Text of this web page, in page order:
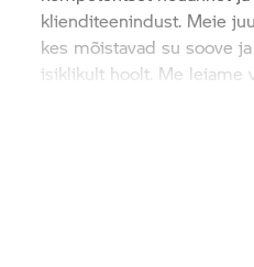
klienditeenindust. Meie
kes mõistavad su soove
isiklikult hoolt. Me leiame